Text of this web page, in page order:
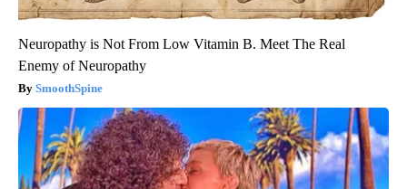
Neuropathy is Not From Low Vitamin B. Meet The Real
Enemy of Neuropathy
SmoothSpine